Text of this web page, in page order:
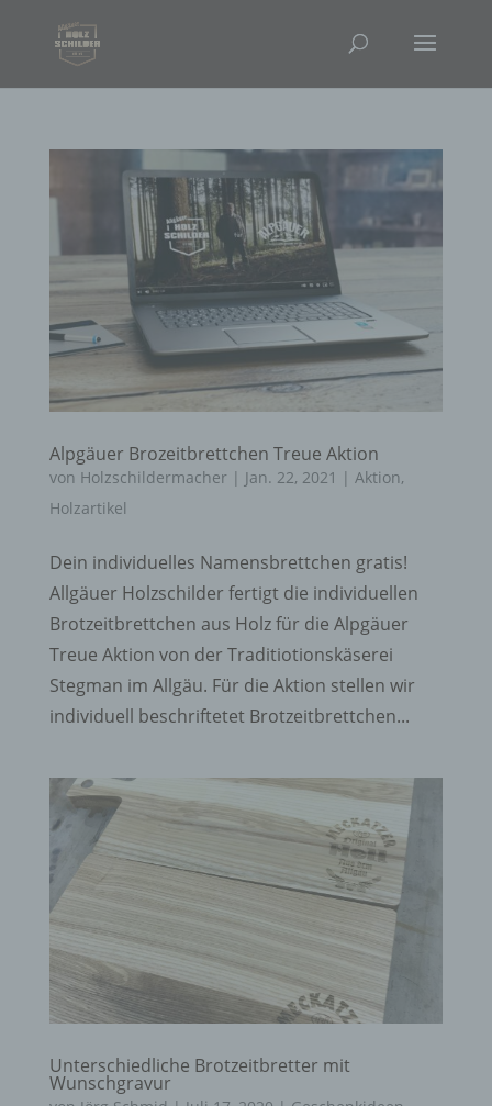
Alpgäuer Brozeitbrettchen Treue Aktion
von Holzschildermacher | Jan. 22, 2021 | Aktion,
Holzartikel
Dein individuelles Namensbrettchen gratis!
Allgäuer Holzschilder fertigt die individuellen
Brotzeitbrettchen aus Holz für die Alpgäuer
Treue Aktion von der Traditiotionskäserei
Stegman im Allgäu. Für die Aktion stellen wir
individuell beschriftetet Brotzeitbrettchen...
Unterschiedliche Brotzeitbretter mit
Wunschgravur